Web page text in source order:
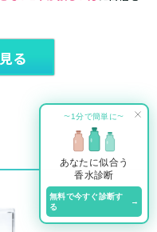
る
〜 1分で簡単に〜
あなたに似合う
香水診断
無料で今すぐ診断す
る
→